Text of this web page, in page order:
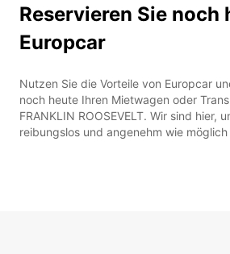
Reservieren Sie noch
Europcar
Nutzen Sie die Vorteile von Europcar
noch heute Ihren Mietwagen oder
FRANKLIN ROOSEVELT. Wir sind hier,
reibungslos und angenehm wie